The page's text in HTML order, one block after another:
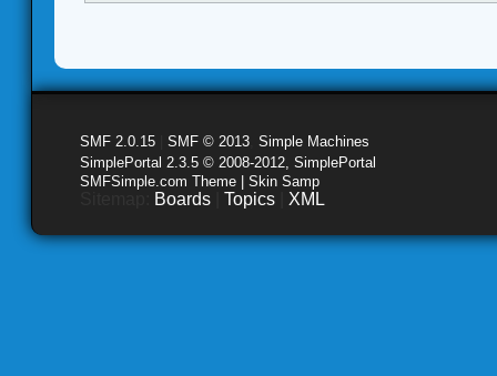
SMF 2.0.15 SMF © 2013 Simple Machines
SimplePortal 2.3.5 © 2008-2012, SimplePortal
SMFSimple.com Theme | Skin Samp
Boards Topics XML